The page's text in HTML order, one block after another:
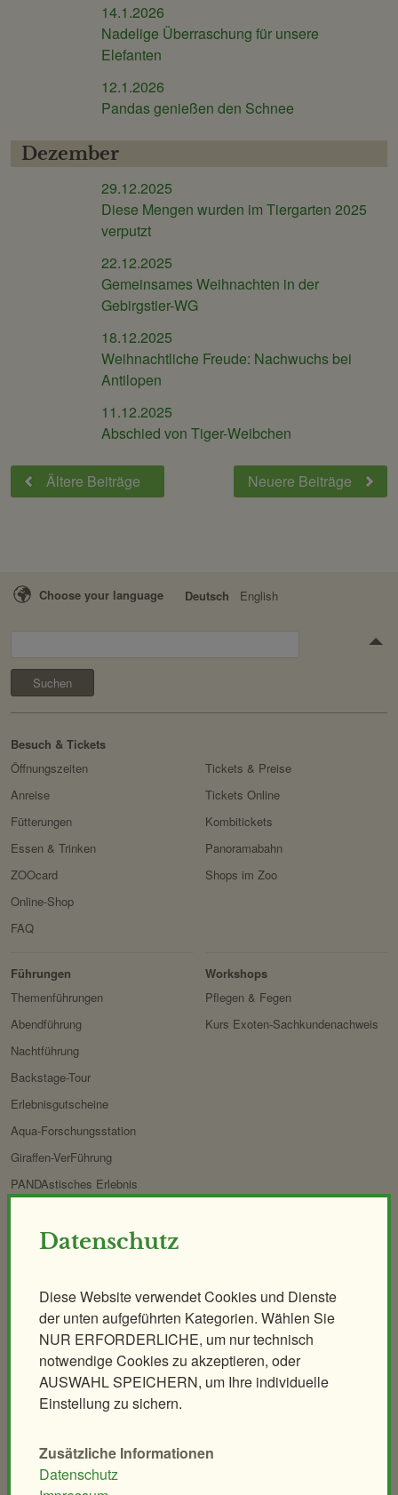
14.1.2026
Nadelige Überraschung für unsere
Elefanten
12.1.2026
Pandas genießen den Schnee
Dezember
29.12.2025
Diese Mengen wurden im Tiergarten 2025
verputzt
22.12.2025
Gemeinsames Weihnachten in der
Gebirgstier-WG
18.12.2025
Weihnachtliche Freude: Nachwuchs bei
Antilopen
11.12.2025
Abschied von Tiger-Weibchen
Ältere Beiträge Neuere Beiträge
Datenschutz
Diese Website verwendet Cookies und Dienste
der unten aufgeführten Kategorien. Wählen Sie
NUR ERFORDERLICHE, um nur technisch
notwendige Cookies zu akzeptieren, oder
AUSWAHL SPEICHERN, um Ihre individuelle
Einstellung zu sichern.
Zusätzliche Informationen
Datenschutz
Choose your language Deutsch English
Besuch & Tickets
Öffnungszeiten
Anreise
Fütterungen
Essen & Trinken
ZOOcard
Tickets & Preise
Tickets Online
Kombitickets
Panoramabahn
Shops im Zoo
Online-Shop
FAQ
Zoo
Führungen
Themenführungen
Abendführung
Nachtführung
Backstage-Tour
Erlebnisgutscheine
Aqua-Forschungsstation
Giraffen-VerFührung
PANDAstisches Erlebnis
Demenzfreundlicher Rundgang
Workshops
Pflegen & Fegen
Kurs Exoten-Sachkundenachweis
Exklusives Morgenerlebnis
Polarnacht
Safari Dinner
Ihr individuelles Event
Geburtstagspartys
Tierische Zooreise
Streichelzoo
Spielplätze
Schulen & Kindergärten
Säugetiere
&
Forschung